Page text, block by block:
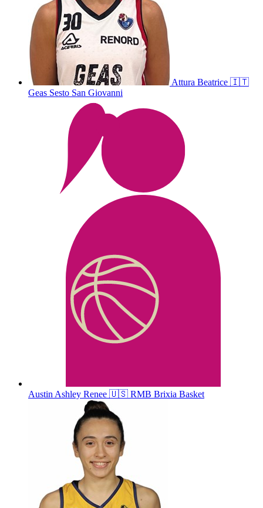
Attura Beatrice 🇮🇹
Geas Sesto San Giovanni
AustinAshley Renee 🇺🇸 RMB Brixia Basket